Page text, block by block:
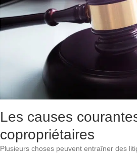
Les causes
copropriétaires
Plusieurs choses peuvent entraîner des